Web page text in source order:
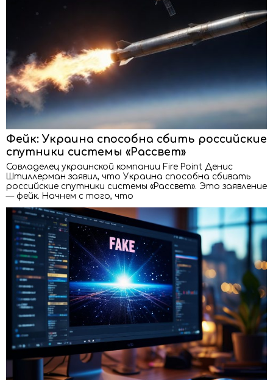
Фейк: Украина способна сбить российские
спутники системы «Рассвет»
Совладелец украинской компании Fire Point Денис
Штиллерман заявил, что Украина способна сбивать
российские спутники системы «Рассвет». Это заявление
— фейк. Начнем с того, что